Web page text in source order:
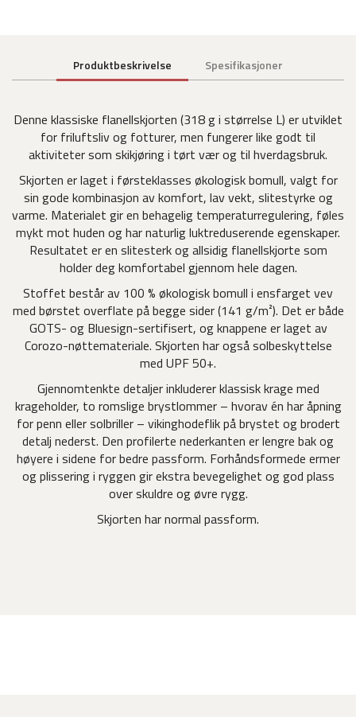
Produktbeskrivelse Spesifikasjoner
Denne klassiske flanellskjorten (318 g i størrelse L) er utviklet
for friluftsliv og fotturer, men fungerer like godt til
aktiviteter som skikjøring i tørt vær og til hverdagsbruk.
Skjorten er laget i førsteklasses økologisk bomull, valgt for
sin gode kombinasjon av komfort, lav vekt, slitestyrke og
varme. Materialet gir en behagelig temperaturregulering, føles
mykt mot huden og har naturlig luktreduserende egenskaper.
Resultatet er en slitesterk og allsidig flanellskjorte som
holder deg komfortabel gjennom hele dagen.
Stoffet består av 100 % økologisk bomull i ensfarget vev
med børstet overflate på begge sider (141 g/m²). Det er både
GOTS- og Bluesign-sertifisert, og knappene er laget av
Corozo-nøttemateriale. Skjorten har også solbeskyttelse
med UPF 50+.
Gjennomtenkte detaljer inkluderer klassisk krage med
krageholder, to romslige brystlommer – hvorav én har åpning
for penn eller solbriller – vikinghodeflik på brystet og brodert
detalj nederst. Den profilerte nederkanten er lengre bak og
høyere i sidene for bedre passform. Forhåndsformede ermer
og plissering i ryggen gir ekstra bevegelighet og god plass
over skuldre og øvre rygg.
Skjorten har normal passform.